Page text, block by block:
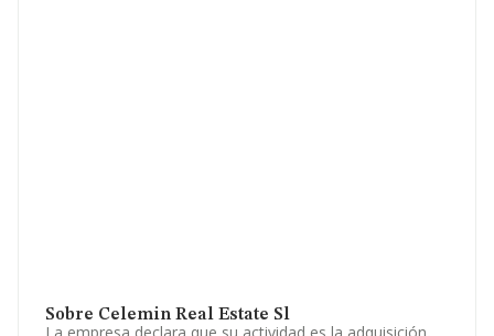
Sobre Celemin Real Estate Sl